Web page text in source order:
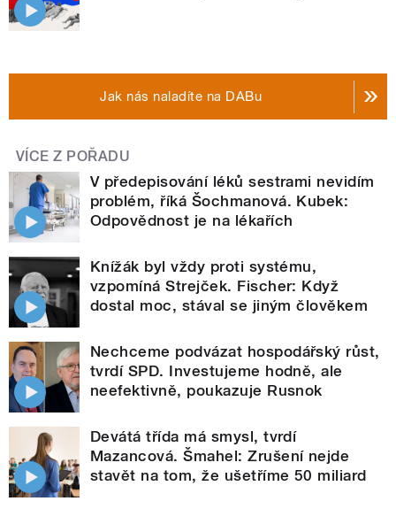
Jak nás naladíte na DABu
VÍCE Z POŘADU
V předepisování léků sestrami nevidím
problém, říká Šochmanová. Kubek:
Odpovědnost je na lékařích
Knížák byl vždy proti systému,
vzpomíná Strejček. Fischer: Když
dostal moc, stával se jiným člověkem
Nechceme podvázat hospodářský růst,
tvrdí SPD. Investujeme hodně, ale
neefektivně, poukazuje Rusnok
Devátá třída má smysl, tvrdí
Mazancová. Šmahel: Zrušení nejde
stavět na tom, že ušetříme 50 miliard